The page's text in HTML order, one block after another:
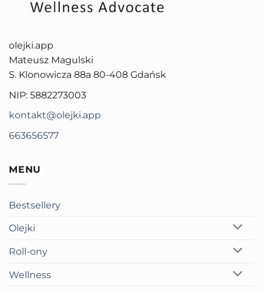
olejki.app
Mateusz Magulski
S. Klonowicza 88a 80-408 Gdańsk
NIP: 5882273003
kontakt@olejki.app
663656577
MENU
Bestsellery
Olejki
Roll-ony
Wellness